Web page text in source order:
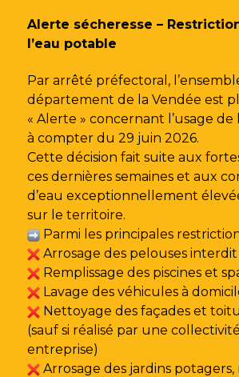
Alerte sécheresse –
l’eau potable
Par arrêté préfectoral,
département de la Vendée est
« Alerte » concernant l’usage de
à compter du 29 juin 2026.
Cette décision fait suite aux
ces dernières semaines et aux
d’eau exceptionnellement
sur le territoire.
Parmi les principales
Arrosage des pelouses interdit
Remplissage des piscines et
Lavage des véhicules à
Nettoyage des façades et
(sauf si réalisé par une
entreprise)
Arrosage des jardins potagers,